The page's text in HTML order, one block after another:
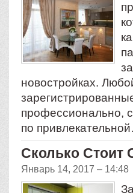
новостройках.
профессионально,
по
Сколько Стоит
Январь 14, 2017 – 14:48